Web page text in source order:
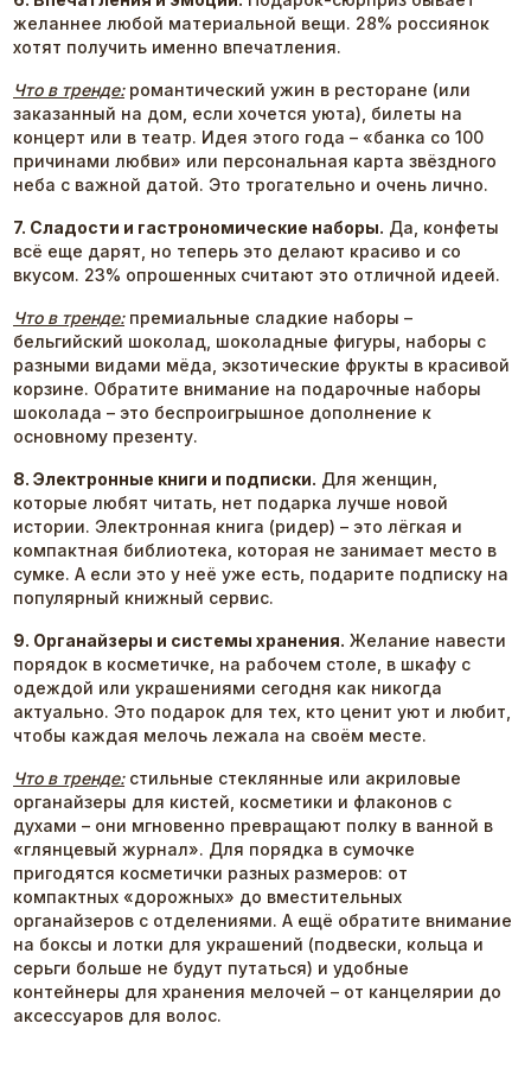
желаннее любой материальной вещи. 28% россиянок
хотят получить именно впечатления.
Что в тренде:романтический ужин в ресторане (или
заказанный на дом, если хочется уюта), билеты на
концерт или в театр. Идея этого года – «банка со 100
причинами любви» или персональная карта звёздного
неба с важной датой. Это трогательно и очень лично.
7. Сладости и гастрономические наборы. Да, конфеты
всё еще дарят, но теперь это делают красиво и со
вкусом. 23% опрошенных считают это отличной идеей.
Что в тренде:премиальные сладкие наборы –
бельгийский шоколад, шоколадные фигуры, наборы с
разными видами мёда, экзотические фрукты в красивой
корзине. Обратите внимание на подарочные наборы
шоколада – это беспроигрышное дополнение к
основному презенту.
8. Электронные книги и подписки. Для женщин,
которые любят читать, нет подарка лучше новой
истории. Электронная книга (ридер) – это лёгкая и
компактная библиотека, которая не занимает место в
сумке. А если это у неё уже есть, подарите подписку на
популярный книжный сервис.
9. Органайзеры и системы хранения. Желание навести
порядок в косметичке, на рабочем столе, в шкафу с
одеждой или украшениями сегодня как никогда
актуально. Это подарок для тех, кто ценит уют и любит,
чтобы каждая мелочь лежала на своём месте.
Что в тренде:стильные стеклянные или акриловые
органайзеры для кистей, косметики и флаконов с
духами – они мгновенно превращают полку в ванной в
«глянцевый журнал». Для порядка в сумочке
пригодятся косметички разных размеров: от
компактных «дорожных» до вместительных
органайзеров с отделениями. А ещё обратите внимание
на боксы и лотки для украшений (подвески, кольца и
серьги больше не будут путаться) и удобные
контейнеры для хранения мелочей – от канцелярии до
аксессуаров для волос.